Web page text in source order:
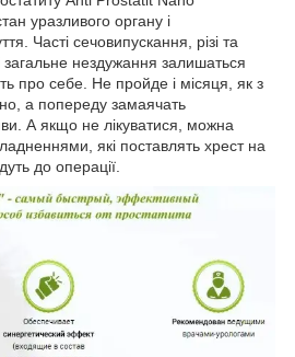
уразливого органу і
Часті сечовипускання, різі та
загальне нездужання залишаться
про себе. Не пройде і місяця, як з
а попереду замаячать
А якщо не лікуватися, можна
які поставлять хрест на
до операції.